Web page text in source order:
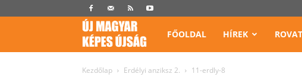
Képes
Újság
FŐOLDAL HÍREK
Kezdőlap Erdélyi anziksz 2. 11-erdly-8